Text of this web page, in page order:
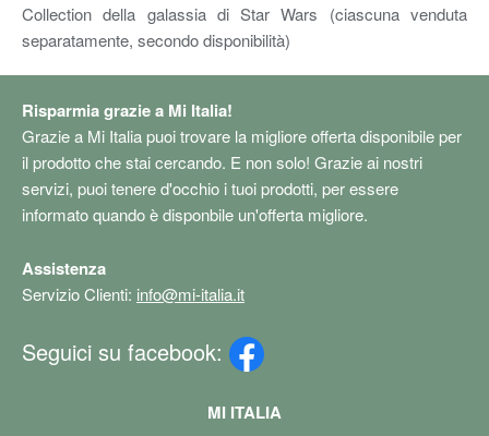
Collection della galassia di Star Wars (ciascuna venduta
separatamente, secondo disponibilità)
Risparmia grazie a Mi Italia!
Grazie a Mi Italia puoi trovare la migliore offerta disponibile per
il prodotto che stai cercando. E non solo! Grazie ai nostri
servizi, puoi tenere d'occhio i tuoi prodotti, per essere
informato quando è disponbile un'offerta migliore.
Assistenza
Servizio Clienti: info@mi-italia.it
Seguici su facebook:
MI ITALIA